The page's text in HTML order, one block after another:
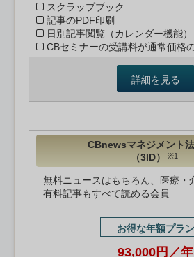
スクラップブック
記事のPDF印刷
日別記事閲覧（カレンダー機能）
CBセミナーの受講料が通常価格
詳細を見る
CBnewsマネジメント
（3ID）
※1
無料ニュースはもちろん、医療・
有料記事もすべて読める会員
お得な年額プラン
93,000円／年